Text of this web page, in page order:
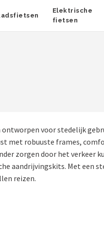
Elektrische
fietsen
ontworpen voor stedelijk
met robuuste frames,
zorgen door het verkeer
aandrijvingskits. Met een
reizen.